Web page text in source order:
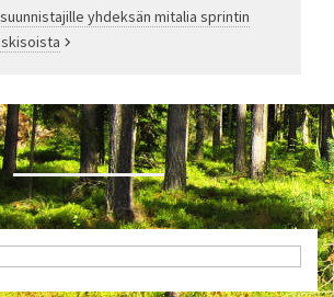
yhdeksän mitalia sprintin